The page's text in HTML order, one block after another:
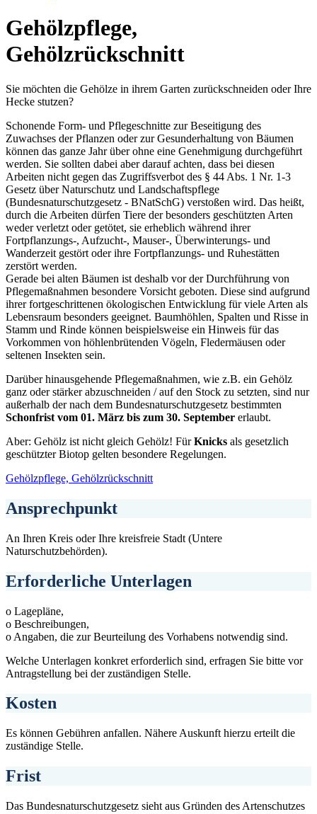
Gehölzpflege,
Gehölzrückschnitt
Sie möchten die Gehölze in ihrem Garten zurückschneiden oder Ihre
Hecke stutzen?
Schonende Form- und Pflegeschnitte zur Beseitigung des
Zuwachses der Pflanzen oder zur Gesunderhaltung von Bäumen
können das ganze Jahr über ohne eine Genehmigung durchgeführt
werden. Sie sollten dabei aber darauf achten, dass bei diesen
Arbeiten nicht gegen das Zugriffsverbot des § 44 Abs. 1 Nr. 1-3
Gesetz über Naturschutz und Landschaftspflege
(Bundesnaturschutzgesetz - BNatSchG) verstoßen wird. Das heißt,
durch die Arbeiten dürfen Tiere der besonders geschützten Arten
weder verletzt oder getötet, sie erheblich während ihrer
Fortpflanzungs-, Aufzucht-, Mauser-, Überwinterungs- und
Wanderzeit gestört oder ihre Fortpflanzungs- und Ruhestätten
zerstört werden.
Gerade bei alten Bäumen ist deshalb vor der Durchführung von
Pflegemaßnahmen besondere Vorsicht geboten. Diese sind aufgrund
ihrer fortgeschrittenen ökologischen Entwicklung für viele Arten als
Lebensraum besonders geeignet. Baumhöhlen, Spalten und Risse in
Stamm und Rinde können beispielsweise ein Hinweis für das
Vorkommen von höhlenbrütenden Vögeln, Fledermäusen oder
seltenen Insekten sein.
Darüber hinausgehende Pflegemaßnahmen, wie z.B. ein Gehölz
ganz oder stärker abzuschneiden / auf den Stock zu setzten, sind nur
außerhalb der nach dem Bundesnaturschutzgesetz bestimmten
Schonfrist vom 01. März bis zum 30. September erlaubt.
Aber: Gehölz ist nicht gleich Gehölz! FürKnicks als gesetzlich
geschützter Biotop gelten besondere Regelungen.
Gehölzpflege, Gehölzrückschnitt
Ansprechpunkt
An Ihren Kreis oder Ihre kreisfreie Stadt (Untere
Naturschutzbehörden).
Erforderliche Unterlagen
o Lagepläne,
o Beschreibungen,
o Angaben, die zur Beurteilung des Vorhabens notwendig sind.
Welche Unterlagen konkret erforderlich sind, erfragen Sie bitte vor
Antragstellung bei der zuständigen Stelle.
Kosten
Es können Gebühren anfallen. Nähere Auskunft hierzu erteilt die
zuständige Stelle.
Frist
Das Bundesnaturschutzgesetz sieht aus Gründen des Artenschutzes